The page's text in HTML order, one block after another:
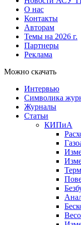
О нас
Контакты
Авторам
Темы на 2026 г.
Партнеры
Реклама
Можно скачать
Интервью
Символика
Журналы
Статьи
КИПиА